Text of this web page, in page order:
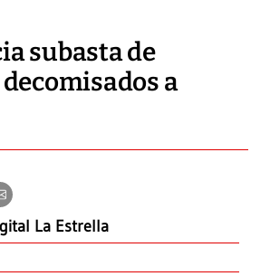
subasta de
a
La Estrella